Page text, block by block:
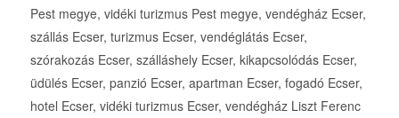
Pest megye, vidéki turizmus Pest megye, vendégház Ecser,
szállás Ecser, turizmus Ecser, vendéglátás Ecser,
szórakozás Ecser, szálláshely Ecser, kikapcsolódás Ecser,
üdülés Ecser, panzió Ecser, apartman Ecser, fogadó Ecser,
hotel Ecser, vidéki turizmus Ecser, vendégház Liszt Ferenc